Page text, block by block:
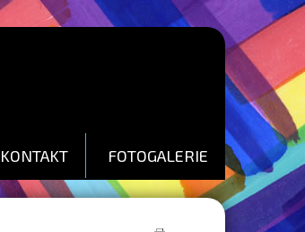
KONTAKT FOTOGALERIE